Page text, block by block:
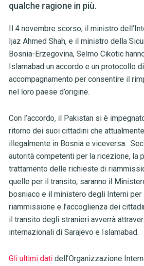
qualche ragione in più.
Il 4 novembre scorso, il ministro
Ijaz Ahmed Shah, e il ministro della
Bosnia-Erzegovina, Selmo Cikotic
Islamabad un accordo e un protocollo di
accompagnamento per consentire il
nel loro paese d’origine.
Con l’accordo, il Pakistan si è
ritorno dei suoi cittadini che
illegalmente in Bosnia e viceversa.
autorità competenti per la ricezione, la
trattamento delle richieste di
quelle per il transito, saranno il
bosniaco e il ministero degli Interni per
riammissione e l’accoglienza dei
il transito degli stranieri avverrà
internazionali di Sarajevo e Islamabad.
Gli ultimi datidell’Organizzazione